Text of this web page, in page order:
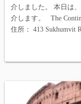
介しました。 本日は
介します。 The
住所： 413 Sukhumvit